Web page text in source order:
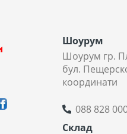
Шоурум
Шоурум гр.
бул.
координати
088 828
Склад